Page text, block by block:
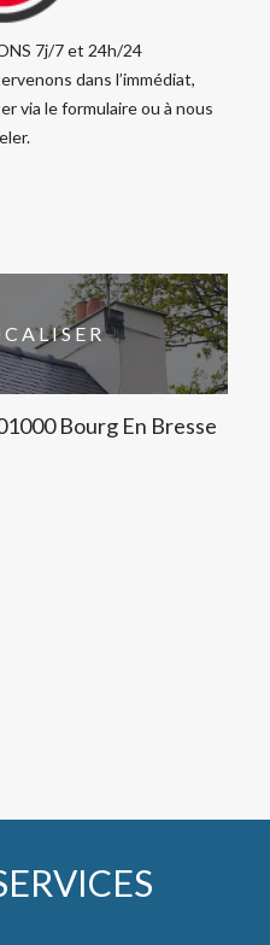
7j/7 et 24h/24
dans l’immédiat,
via le formulaire ou à nous
Bourg En Bresse